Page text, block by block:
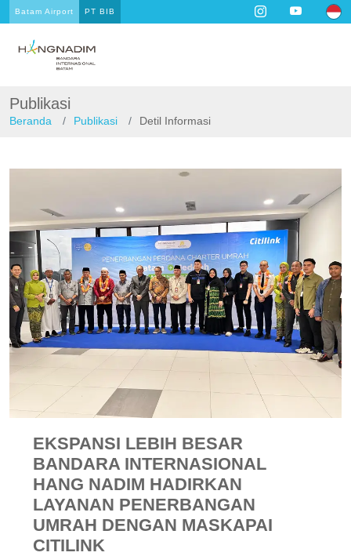
Batam Airport PT BIB
Publikasi
Beranda Publikasi Detil Informasi
EKSPANSI LEBIH BESAR
BANDARA INTERNASIONAL
HANG NADIM HADIRKAN
LAYANAN PENERBANGAN
UMRAH DENGAN MASKAPAI
CITILINK